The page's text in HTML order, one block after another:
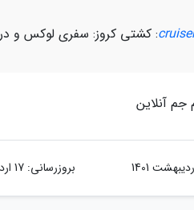
: کشتی کروز: سفری لوکس و
جم آنلاین
بروزرسانی: 17 اردیبهشت 1401